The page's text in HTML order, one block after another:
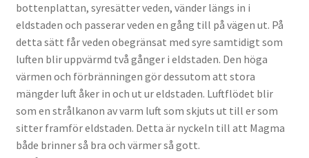
bottenplattan, syresätter veden, vänder längs in i
eldstaden och passerar veden en gång till på vägen ut. På
detta sätt får veden obegränsat med syre samtidigt som
luften blir uppvärmd två gånger i eldstaden. Den höga
värmen och förbränningen gör dessutom att stora
mängder luft åker in och ut ur eldstaden. Luftflödet blir
som en strålkanon av varm luft som skjuts ut till er som
sitter framför eldstaden. Detta är nyckeln till att Magma
både brinner så bra och värmer så gott.